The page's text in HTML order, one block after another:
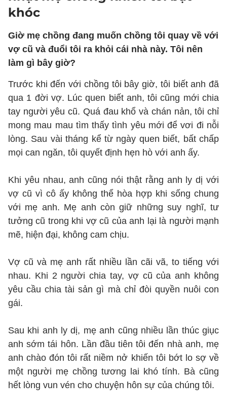
khóc
Giờ mẹ chồng đang muốn chồng tôi quay về với
vợ cũ và đuổi tôi ra khỏi cái nhà này. Tôi nên
làm gì bây giờ?
Trước khi đến với chồng tôi bây giờ, tôi biết anh đã
qua 1 đời vợ. Lúc quen biết anh, tôi cũng mới chia
tay người yêu cũ. Quá đau khổ và chán nản, tôi chỉ
mong mau mau tìm thấy tình yêu mới để vơi đi nỗi
lòng. Sau vài tháng kể từ ngày quen biết, bất chấp
mọi can ngăn, tôi quyết định hẹn hò với anh ấy.
Khi yêu nhau, anh cũng nói thật rằng anh ly dị với
vợ cũ vì cô ấy không thể hòa hợp khi sống chung
với mẹ anh. Mẹ anh còn giữ những suy nghĩ, tư
tưởng cũ trong khi vợ cũ của anh lại là người mạnh
mẽ, hiện đại, không cam chịu.
Vợ cũ và mẹ anh rất nhiều lần cãi vã, to tiếng với
nhau. Khi 2 người chia tay, vợ cũ của anh không
yêu cầu chia tài sản gì mà chỉ đòi quyền nuôi con
gái.
Sau khi anh ly dị, mẹ anh cũng nhiều lần thúc giục
anh sớm tái hôn. Lần đầu tiên tôi đến nhà anh, mẹ
anh chào đón tôi rất niềm nở khiến tôi bớt lo sợ về
một người mẹ chồng tương lai khó tính. Bà cũng
hết lòng vun vén cho chuyện hôn sự của chúng tôi.